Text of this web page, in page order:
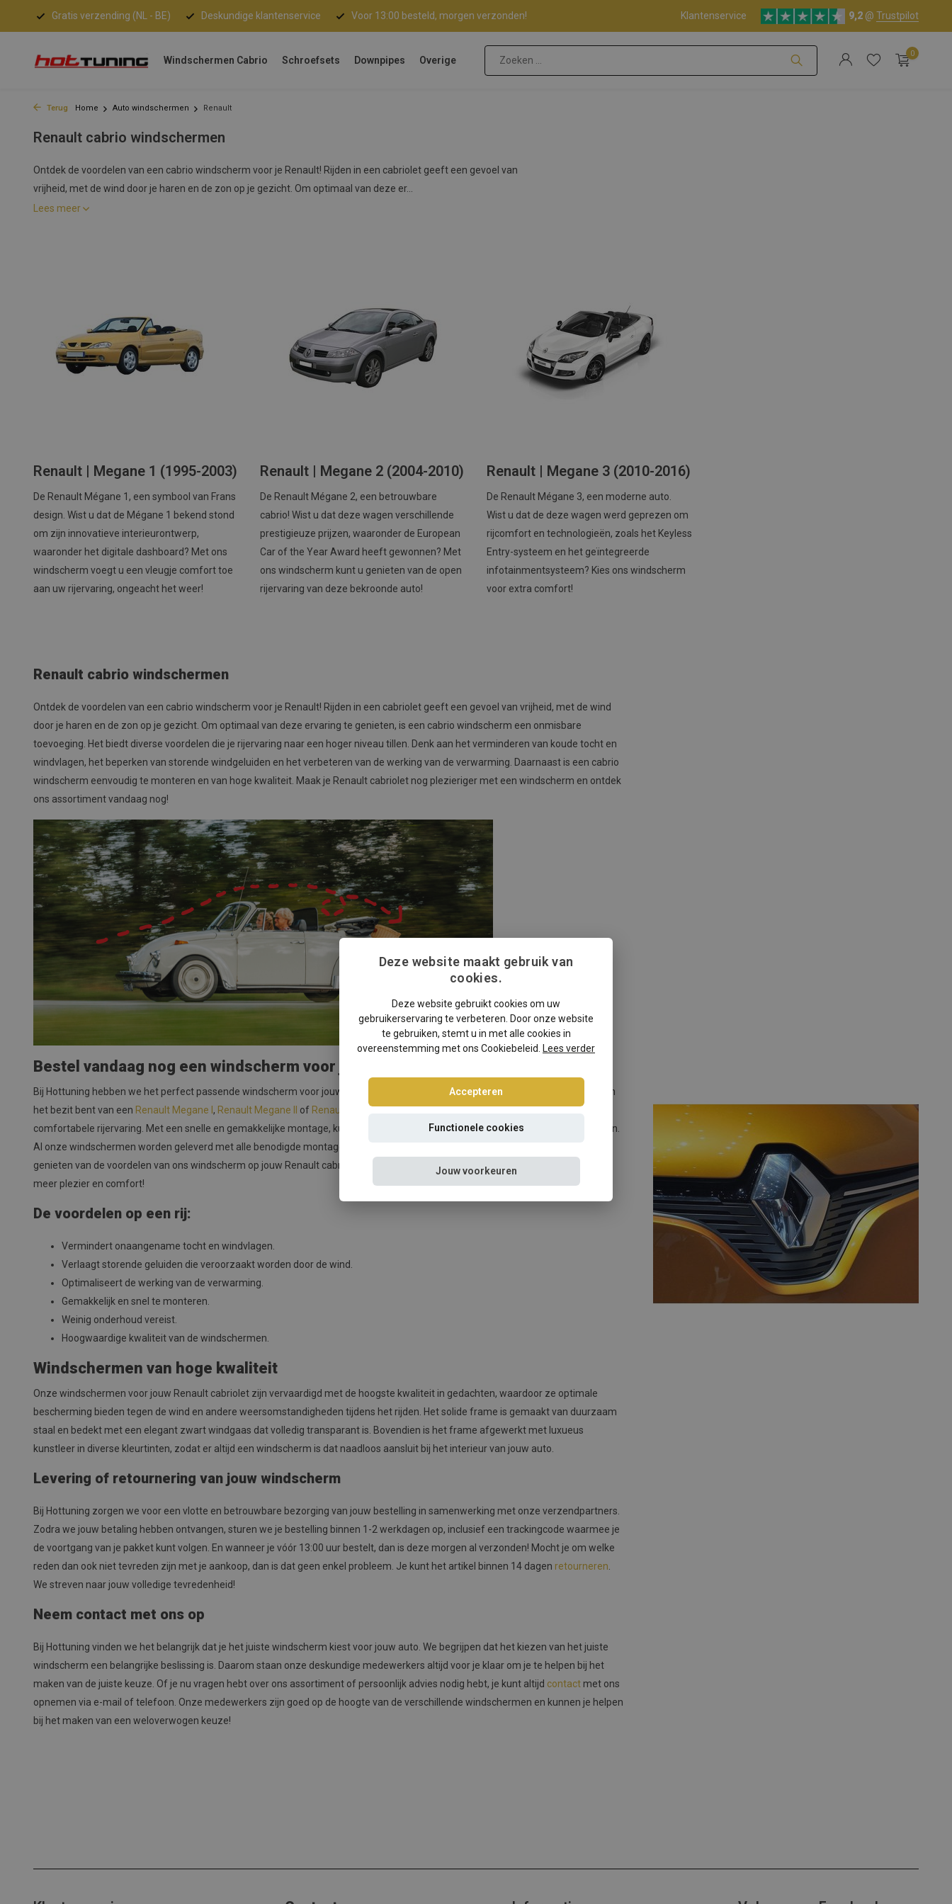
Gratis verzending (NL - BE) Deskundige klantenservice Voor 13:00 besteld, morgen verzonden! Klantenservice 9,2 @ Trustpilot
Windschermen Cabrio Schroefsets Downpipes Overige
0
Terug Home Auto windschermen Renault
Renault cabrio windschermen
Ontdek de voordelen van een cabrio windscherm voor je Renault! Rijden in een cabriolet geeft een gevoel van
vrijheid, met de wind door je haren en de zon op je gezicht. Om optimaal van deze er...
Lees meer
Renault | Megane 1 (1995-2003)
De Renault Mégane 1, een symbool van Frans
design. Wist u dat de Mégane 1 bekend stond
om zijn innovatieve interieurontwerp,
waaronder het digitale dashboard? Met ons
windscherm voegt u een vleugje comfort toe
aan uw rijervaring, ongeacht het weer!
Renault | Megane 2 (2004-2010)
De Renault Mégane 2, een betrouwbare
cabrio! Wist u dat deze wagen verschillende
prestigieuze prijzen, waaronder de European
Car of the Year Award heeft gewonnen? Met
ons windscherm kunt u genieten van de open
rijervaring van deze bekroonde auto!
Renault | Megane 3 (2010-2016)
De Renault Mégane 3, een moderne auto.
Wist u dat de deze wagen werd geprezen om
rijcomfort en technologieën, zoals het Keyless
Entry-systeem en het geïntegreerde
infotainmentsysteem? Kies ons windscherm
voor extra comfort!
Renault cabrio windschermen
Ontdek de voordelen van een cabrio windscherm voor je Renault! Rijden in een cabriolet geeft een gevoel van vrijheid, met de wind
door je haren en de zon op je gezicht. Om optimaal van deze ervaring te genieten, is een cabrio windscherm een onmisbare
toevoeging. Het biedt diverse voordelen die je rijervaring naar een hoger niveau tillen. Denk aan het verminderen van koude tocht en
windvlagen, het beperken van storende windgeluiden en het verbeteren van de werking van de verwarming. Daarnaast is een cabrio
windscherm eenvoudig te monteren en van hoge kwaliteit. Maak je Renault cabriolet nog plezieriger met een windscherm en ontdek
ons assortiment vandaag nog!
Bestel vandaag nog een windscherm voor jouw Renault
Bij Hottuning hebben we het perfect passende windscherm voor jouw Renault cabrio om het cabrioseizoen te verlengen! Of je nu in
het bezit bent van een Renault Megane I , Renault Megane II of Renault Megane III: onze windschermen zorgen voor een veilige en
comfortabele rijervaring. Met een snelle en gemakkelijke montage, kun je het windscherm in slechts enkele minuten zelf installeren.
Al onze windschermen worden geleverd met alle benodigde montage-onderdelen en instructies, waardoor je moeiteloos kunt
genieten van de voordelen van ons windscherm op jouw Renault cabriolet. Bestel vandaag nog en geniet van het rijden met nog
meer plezier en comfort!
De voordelen op een rij:
Vermindert onaangename tocht en windvlagen.
Verlaagt storende geluiden die veroorzaakt worden door de wind.
Optimaliseert de werking van de verwarming.
Gemakkelijk en snel te monteren.
Weinig onderhoud vereist.
Hoogwaardige kwaliteit van de windschermen.
Windschermen van hoge kwaliteit
Onze windschermen voor jouw Renault cabriolet zijn vervaardigd met de hoogste kwaliteit in gedachten, waardoor ze optimale
bescherming bieden tegen de wind en andere weersomstandigheden tijdens het rijden. Het solide frame is gemaakt van duurzaam
staal en bedekt met een elegant zwart windgaas dat volledig transparant is. Bovendien is het frame afgewerkt met luxueus
kunstleer in diverse kleurtinten, zodat er altijd een windscherm is dat naadloos aansluit bij het interieur van jouw auto.
Levering of retournering van jouw windscherm
Bij Hottuning zorgen we voor een vlotte en betrouwbare bezorging van jouw bestelling in samenwerking met onze verzendpartners.
Zodra we jouw betaling hebben ontvangen, sturen we je bestelling binnen 1-2 werkdagen op, inclusief een trackingcode waarmee je
de voortgang van je pakket kunt volgen. En wanneer je vóór 13:00 uur bestelt, dan is deze morgen al verzonden! Mocht je om welke
reden dan ook niet tevreden zijn met je aankoop, dan is dat geen enkel probleem. Je kunt het artikel binnen 14 dagen retourneren
We streven naar jouw volledige tevredenheid!
Neem contact met ons op
Bij Hottuning vinden we het belangrijk dat je het juiste windscherm kiest voor jouw auto. We begrijpen dat het kiezen van het juiste
windscherm een belangrijke beslissing is. Daarom staan onze deskundige medewerkers altijd voor je klaar om je te helpen bij het
maken van de juiste keuze. Of je nu vragen hebt over ons assortiment of persoonlijk advies nodig hebt, je kunt altijd contact met ons
opnemen via e-mail of telefoon. Onze medewerkers zijn goed op de hoogte van de verschillende windschermen en kunnen je helpen
bij het maken van een weloverwogen keuze!
Deze website maakt gebruik van
cookies.
Deze website gebruikt cookies om uw
gebruikerservaring te verbeteren. Door onze website
te gebruiken, stemt u in met alle cookies in
overeenstemming met ons Cookiebeleid. Lees verder
Accepteren
Functionele cookies
Jouw voorkeuren